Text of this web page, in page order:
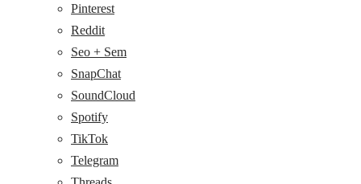
Pinterest
Reddit
Seo + Sem
SnapChat
SoundCloud
Spotify
TikTok
Telegram